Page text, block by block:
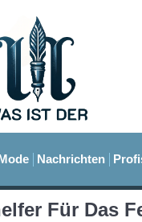
Nachrichten
Für Das